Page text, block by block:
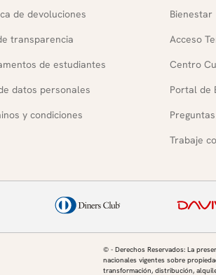
de devoluciones
transparencia
de estudiantes
datos personales
y condiciones
Bienestar
Acceso
Centro
Portal de
Trabaje
© - Derechos Reservados: La
nacionales vigentes sobre
transformación, distribución,